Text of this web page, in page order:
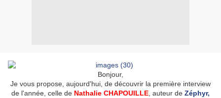
Bonjour,
Je vous propose, aujourd'hui, de découvrir la première interview
de l'année, celle de Nathalie CHAPOUILLE , auteur de Zéphyr,